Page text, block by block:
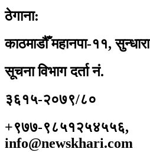
ठेगाना:
काठमाडौँ महानपा-११, सुन्धारा
सूचना विभाग दर्ता नं.
३६१५-२०७९/८०
+९७७-९८५१२५४५५६,
info@newskhari.com